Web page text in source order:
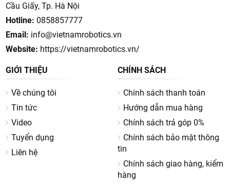
Cầu Giấy, Tp. Hà Nội
Hotline: 0858857777
Email: info@vietnamrobotics.vn
Website: https://vietnamrobotics.vn/
GIỚI THIỆU
Về chúng tôi
Tin tức
Video
Tuyển dụng
Liên hệ
CHÍNH SÁCH
Chính sách thanh toán
Hướng dẫn mua hàng
Chính sách trả góp 0%
Chính sách bảo mật thông
tin
Chính sách giao hàng, kiểm
hàng